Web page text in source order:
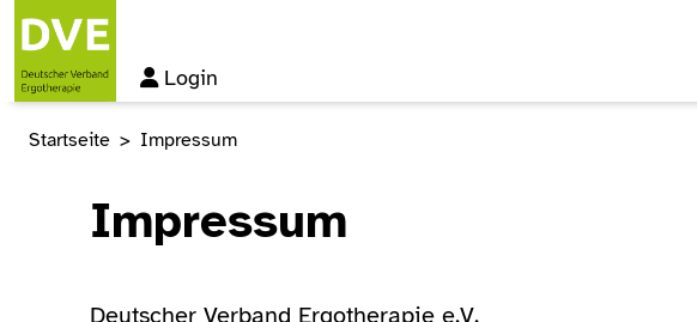
Login
Startseite Impressum
Impressum
Deutscher Verband Ergotherapie e.V.